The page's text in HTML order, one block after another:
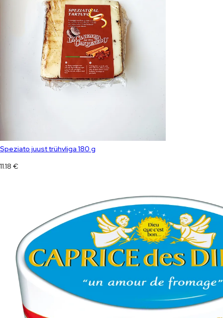
Speziato juust trühvliga 180 g
11.18 €